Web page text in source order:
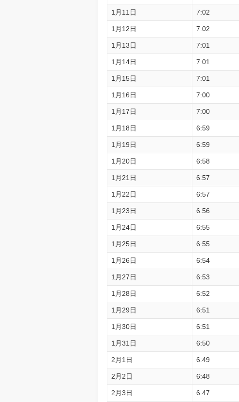
1月11日 7:02
1月12日 7:02
1月13日 7:01
1月14日 7:01
1月15日 7:01
1月16日 7:00
1月17日 7:00
1月18日 6:59
1月19日 6:59
1月20日 6:58
1月21日 6:57
1月22日 6:57
1月23日 6:56
1月24日 6:55
1月25日 6:55
1月26日 6:54
1月27日 6:53
1月28日 6:52
1月29日 6:51
1月30日 6:51
1月31日 6:50
2月1日 6:49
2月2日 6:48
2月3日 6:47